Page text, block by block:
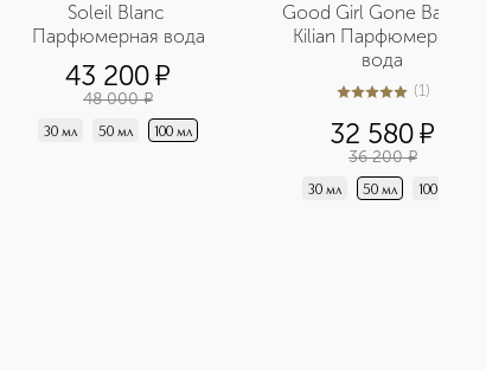
Soleil Blanc
Парфюмерная вода
43 200¤
48 000 ¤
30 мл 50 мл 100 мл
Good Girl Gone Bad By
Kilian Парфюмерная
вода
5из 51 (1)
32 580¤
36 200 ¤
30 мл 50 мл 100 мл